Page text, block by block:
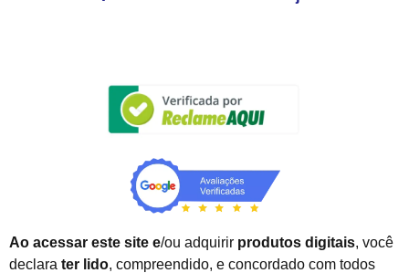
Ao acessar este site e/ou adquirir produtos digitais, você
declara ter lido, compreendido, e concordado com todos